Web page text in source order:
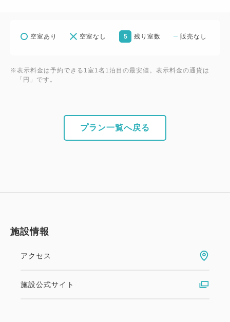
①ウェルカムドリンク1杯付です。
③3連泊ではスイーツバイキングが1回、4連泊ではラ
ンチバイキングが1回、5連泊以上では夕食時に飲み
※③は連泊のプラン内容の併用はできません
予めご了承くださいませ。
ご案内 ※予めご了承ください
ます。
空室あり 空室なし 5 残り室数 販売なし
※表示料金は予約できる1室1名1泊目の最安値。表示料金の通貨は
「円」です。
プラン一覧へ戻る
施設情報
アクセス
施設公式サイト